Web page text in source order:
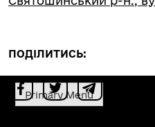
ПОДІЛИТИСЬ:
Primary Menu